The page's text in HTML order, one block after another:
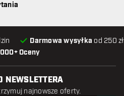
Oceny
Darmowa wysyłka od 250
NEWSLETTERA
najnowsze oferty.